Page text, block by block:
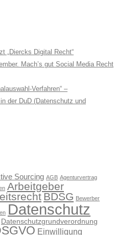
„Diercks Digital Recht“
Mach’s gut Social Media Recht
Verfahren“ –
der DuD (Datenschutz und
Sourcing AGB Agenturvertrag
Arbeitgeber
BDSG Bewerber
Datenschutz
Datenschutzgrundverordnung
Einwilligung